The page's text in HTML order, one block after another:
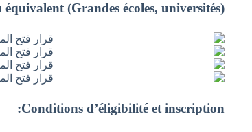
(Grandes écoles, universités):
Conditions d’éligibilité et inscription: